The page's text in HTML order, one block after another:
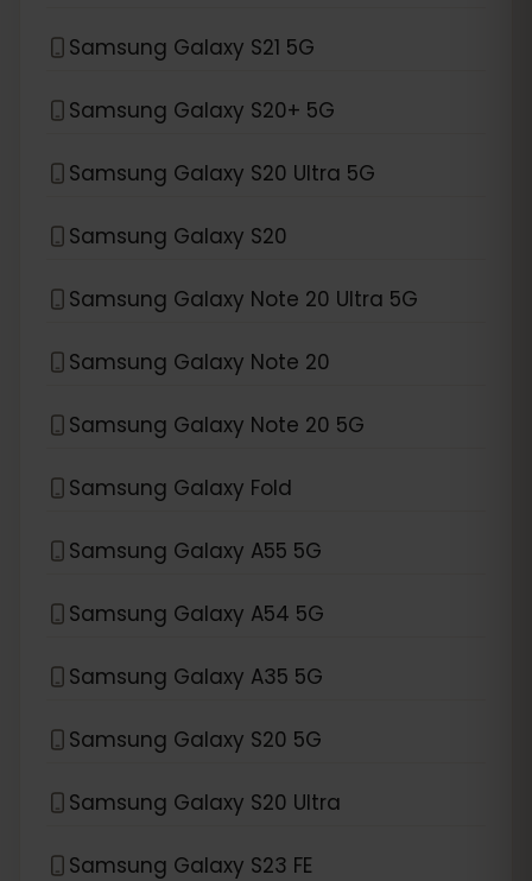
Samsung Galaxy S21 5G
Samsung Galaxy S20+ 5G
Samsung Galaxy S20 Ultra 5G
Samsung Galaxy S20
Samsung Galaxy Note 20 Ultra 5G
Samsung Galaxy Note 20
Samsung Galaxy Note 20 5G
Samsung Galaxy Fold
Samsung Galaxy A55 5G
Samsung Galaxy A54 5G
Samsung Galaxy A35 5G
Samsung Galaxy S20 5G
Samsung Galaxy S20 Ultra
Samsung Galaxy S23 FE